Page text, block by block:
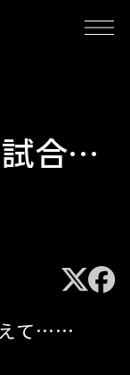
合目
えて……